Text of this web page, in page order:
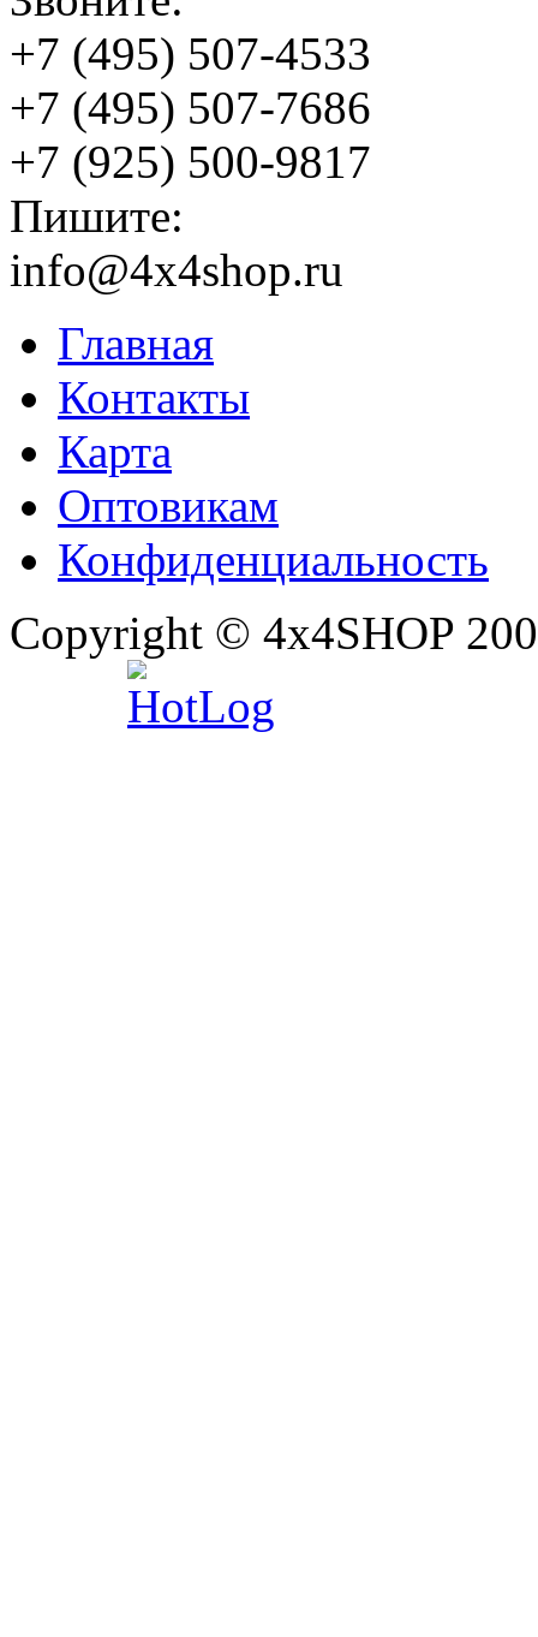
+7 (495) 507-4533
+7 (495) 507-7686
+7 (925) 500-9817
Пишите:
info@4x4shop.ru
Главная
Контакты
Карта
Оптовикам
Конфиденциальность
Copyright © 4x4SHOP